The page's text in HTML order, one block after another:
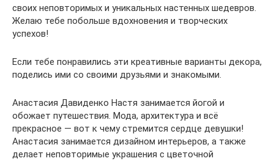
своих неповторимых и уникальных настенных шедевров.
Желаю тебе побольше вдохновения и творческих
успехов!
Если тебе понравились эти креативные варианты декора,
поделись ими со своими друзьями и знакомыми.
Анастасия Давиденко Настя занимается йогой и
обожает путешествия. Мода, архитектура и всё
прекрасное — вот к чему стремится сердце девушки!
Анастасия занимается дизайном интерьеров, а также
делает неповторимые украшения с цветочной